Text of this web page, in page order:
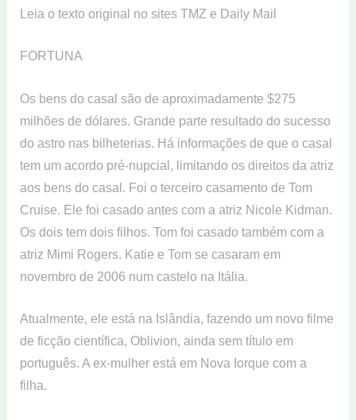
Leia o texto original no sites TMZ e Daily Mail
FORTUNA
Os bens do casal são de aproximadamente $275
milhões de dólares. Grande parte resultado do sucesso
do astro nas bilheterias. Há informações de que o casal
tem um acordo pré-nupcial, limitando os direitos da atriz
aos bens do casal. Foi o terceiro casamento de Tom
Cruise. Ele foi casado antes com a atriz Nicole Kidman.
Os dois tem dois filhos. Tom foi casado também com a
atriz Mimi Rogers. Katie e Tom se casaram em
novembro de 2006 num castelo na Itália.
Atualmente, ele está na Islândia, fazendo um novo filme
de ficção científica, Oblivion, ainda sem título em
português. A ex-mulher está em Nova Iorque com a
filha.